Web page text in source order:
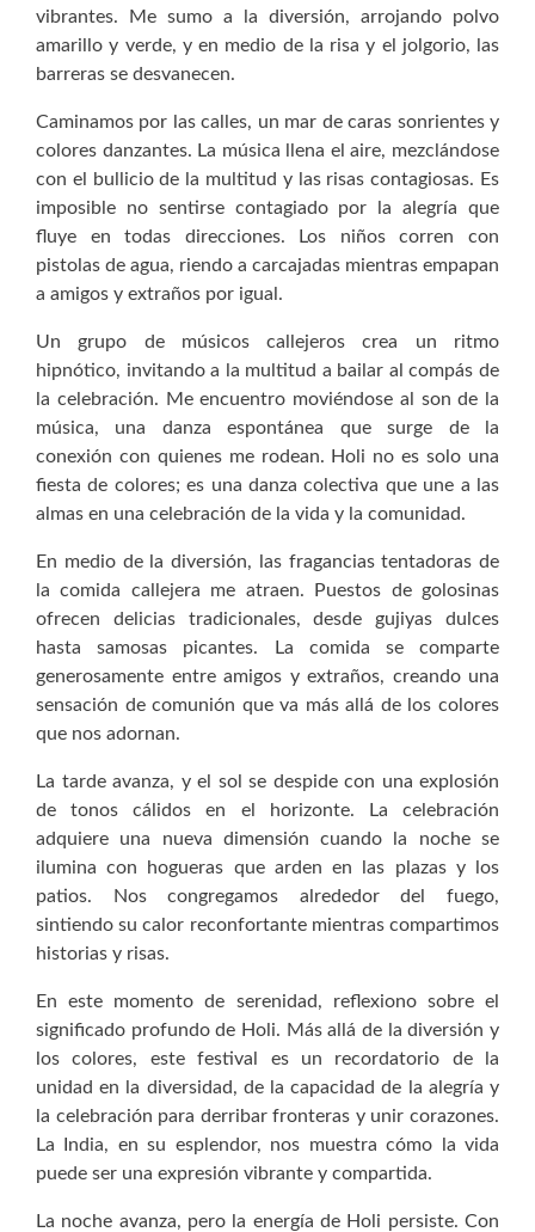
vibrantes. Me sumo a la diversión, arrojando polvo
amarillo y verde, y en medio de la risa y el jolgorio, las
barreras se desvanecen.
Caminamos por las calles, un mar de caras sonrientes y
colores danzantes. La música llena el aire, mezclándose
con el bullicio de la multitud y las risas contagiosas. Es
imposible no sentirse contagiado por la alegría que
fluye en todas direcciones. Los niños corren con
pistolas de agua, riendo a carcajadas mientras empapan
a amigos y extraños por igual.
Un grupo de músicos callejeros crea un ritmo
hipnótico, invitando a la multitud a bailar al compás de
la celebración. Me encuentro moviéndose al son de la
música, una danza espontánea que surge de la
conexión con quienes me rodean. Holi no es solo una
fiesta de colores; es una danza colectiva que une a las
almas en una celebración de la vida y la comunidad.
En medio de la diversión, las fragancias tentadoras de
la comida callejera me atraen. Puestos de golosinas
ofrecen delicias tradicionales, desde gujiyas dulces
hasta samosas picantes. La comida se comparte
generosamente entre amigos y extraños, creando una
sensación de comunión que va más allá de los colores
que nos adornan.
La tarde avanza, y el sol se despide con una explosión
de tonos cálidos en el horizonte. La celebración
adquiere una nueva dimensión cuando la noche se
ilumina con hogueras que arden en las plazas y los
patios. Nos congregamos alrededor del fuego,
sintiendo su calor reconfortante mientras compartimos
historias y risas.
En este momento de serenidad, reflexiono sobre el
significado profundo de Holi. Más allá de la diversión y
los colores, este festival es un recordatorio de la
unidad en la diversidad, de la capacidad de la alegría y
la celebración para derribar fronteras y unir corazones.
La India, en su esplendor, nos muestra cómo la vida
puede ser una expresión vibrante y compartida.
La noche avanza, pero la energía de Holi persiste. Con